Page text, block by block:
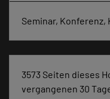
Seminar,
3573 Seiten dieses
vergangenen 30